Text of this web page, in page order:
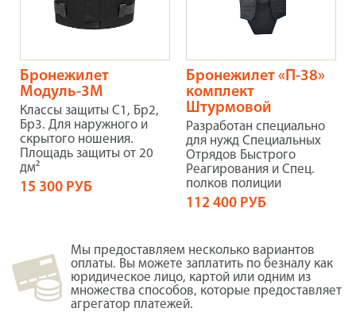
Бронежилет
Модуль-3М
Классы защиты С1, Бр2,
Бр3. Для наружного и
скрытого ношения.
Площадь защиты от 20
дм²
15 300 РУБ
Бронежилет «П-38»
комплект
Штурмовой
Разработан специально
для нужд Специальных
Отрядов Быстрого
Реагирования и Спец.
полков полиции
112 400 РУБ
Мы предоставляем несколько вариантов
оплаты. Вы можете заплатить по безналу как
юридическое лицо, картой или одним из
множества способов, которые предоставляет
агрегатор платежей.